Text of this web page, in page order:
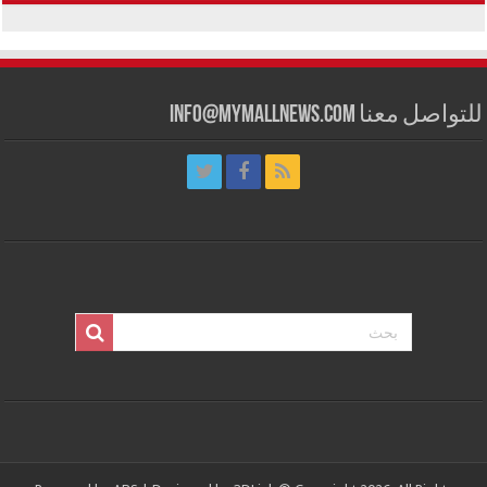
للتواصل معنا info@mymallnews.com